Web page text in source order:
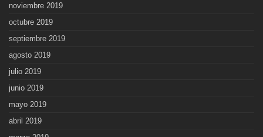
noviembre 2019
octubre 2019
septiembre 2019
agosto 2019
julio 2019
junio 2019
mayo 2019
abril 2019